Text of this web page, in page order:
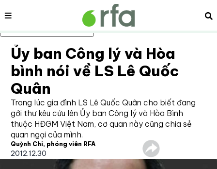
Bỏ qua nội dung chính
Nội dung
Ủy ban Công lý và Hòa
bình nói về LS Lê Quốc
Quân
Trong lúc gia đình LS Lê Quốc Quân cho biết đang
gởi thư kêu cứu lên Ủy ban Công lý và Hòa Bình
thuộc HĐGM Việt Nam, cơ quan này cũng chia sẻ
quan ngại của mình.
Quỳnh Chi, phóng viên RFA
2012.12.30